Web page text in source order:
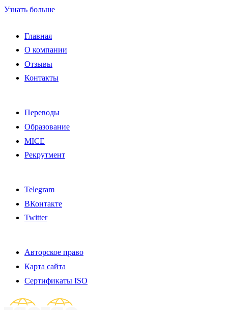
Узнать больше
Главная
О компании
Отзывы
Контакты
Переводы
Образование
MICE
Рекрутмент
Telegram
ВКонтакте
Twitter
Авторское право
Карта сайта
Сертификаты ISO